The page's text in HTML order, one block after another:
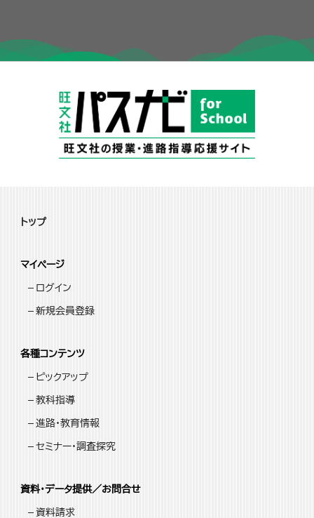
トップ
マイページ
ログイン
新規会員登録
各種コンテンツ
ピックアップ
教科指導
進路・教育情報
セミナー・調査探究
資料・データ提供／お問合せ
資料請求